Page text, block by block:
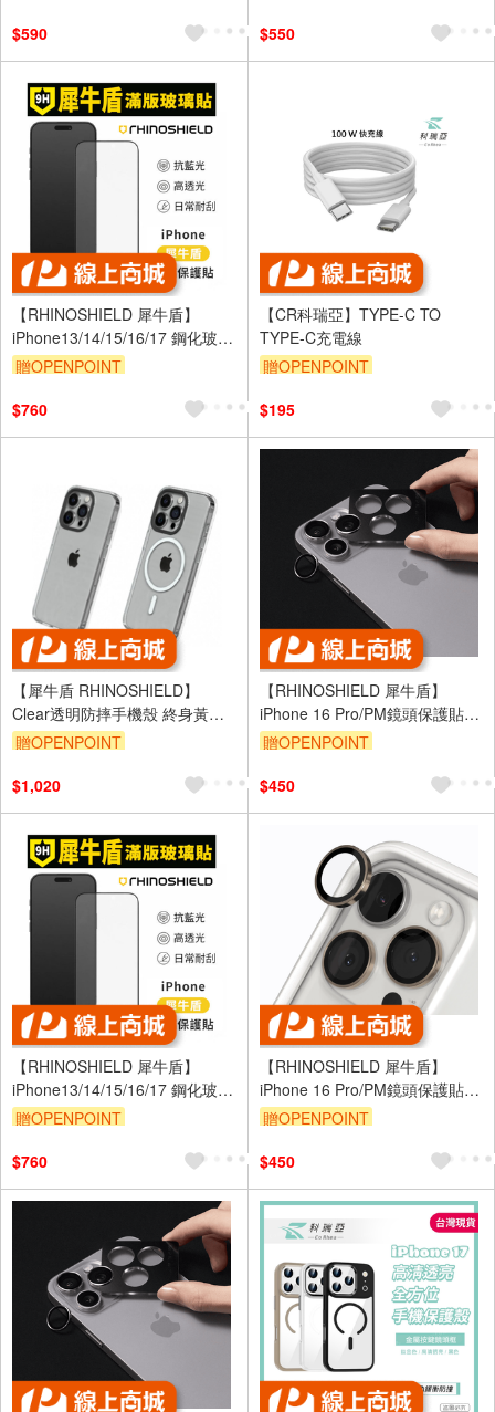
$590
$550
【RHINOSHIELD 犀牛盾】
iPhone13/14/15/16/17 鋼化玻璃
保護貼 高透黑邊抗藍光
贈OPENPOINT
$760
【CR科瑞亞】TYPE-C TO
TYPE-C充電線
贈OPENPOINT
$195
【犀牛盾 RHINOSHIELD】
Clear透明防摔手機殼 終身黃化
保固 保護殼 for iPhone
-（ 全透明+黑色鏡頭框+透明按
贈OPENPOINT
$1,020
【RHINOSHIELD 犀牛盾】
iPhone 16 Pro/PM鏡頭保護貼-
黑
贈OPENPOINT
$450
【RHINOSHIELD 犀牛盾】
iPhone13/14/15/16/17 鋼化玻璃
保護貼 高透黑邊抗藍光
贈OPENPOINT
$760
【RHINOSHIELD 犀牛盾】
iPhone 16 Pro/PM鏡頭保護貼-
金
贈OPENPOINT
$450